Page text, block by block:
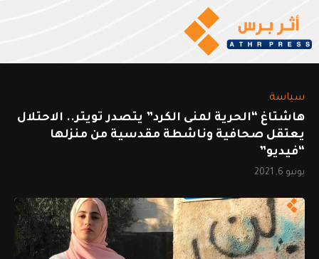
سياسة
هاشتاغ “الحرية لمنى الكرد” يتصدر تويتر.. الاحتلال
يعتقل صحافية وناشطة مقدسية من منزلها
“فيديو”
يونيو 6, 2021